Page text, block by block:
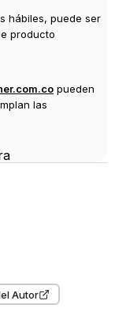
hábiles, puede ser
producto
pueden
las
Autor